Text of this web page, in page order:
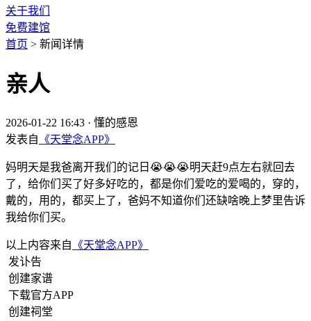
关于我们
免费建馆
首页 > 新闻详情
亲人
2026-01-22 16:43 · 懂的感恩
发表自 《天堂念APP》
妈明天是我爸离开我们的记日😭😭😭明天赶9点左右就回去
了，给你们买了好多好吃的，都是你们爱吃的爱喝的，穿的，
戴的，用的，都买上了，爸妈不知道你们还缺啥晚上梦里告诉
我给你们买。
以上内容来自 《天堂念APP》
发讣告
创建家谱
下载官方APP
创建祠堂